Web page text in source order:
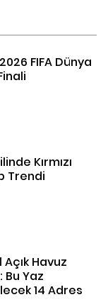
FIFA Dünya
Kırmızı
Trendi
Havuz
Bu Yaz
14 Adres